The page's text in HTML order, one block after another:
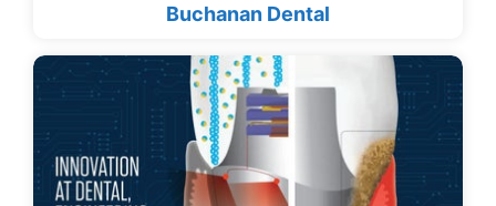
Buchanan Dental